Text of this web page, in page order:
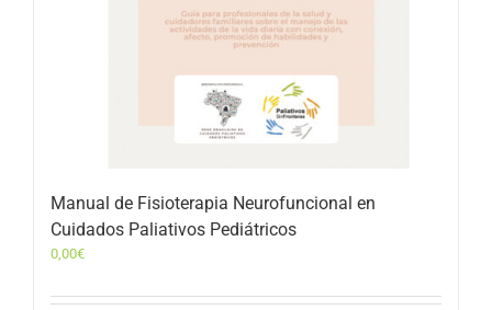
Manual de Fisioterapia Neurofuncional en
Cuidados Paliativos Pediátricos
0,00€